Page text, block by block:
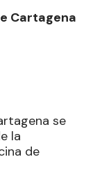
Cartagena
se
la
de